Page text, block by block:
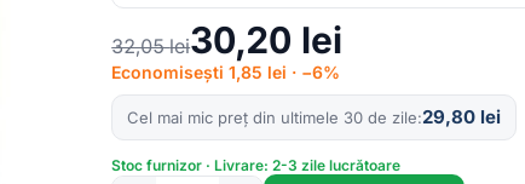
32,05lei30,20 lei
Economisești 1,85 lei · −6%
Cel mai mic preț din ultimele 30 de zile 29,80 lei
Stoc furnizor · Livrare: 2-3 zile lucrătoare